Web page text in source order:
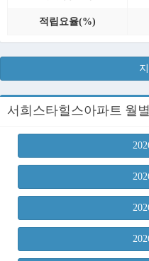
적립요율(%)
서희스타힐스아파트 월